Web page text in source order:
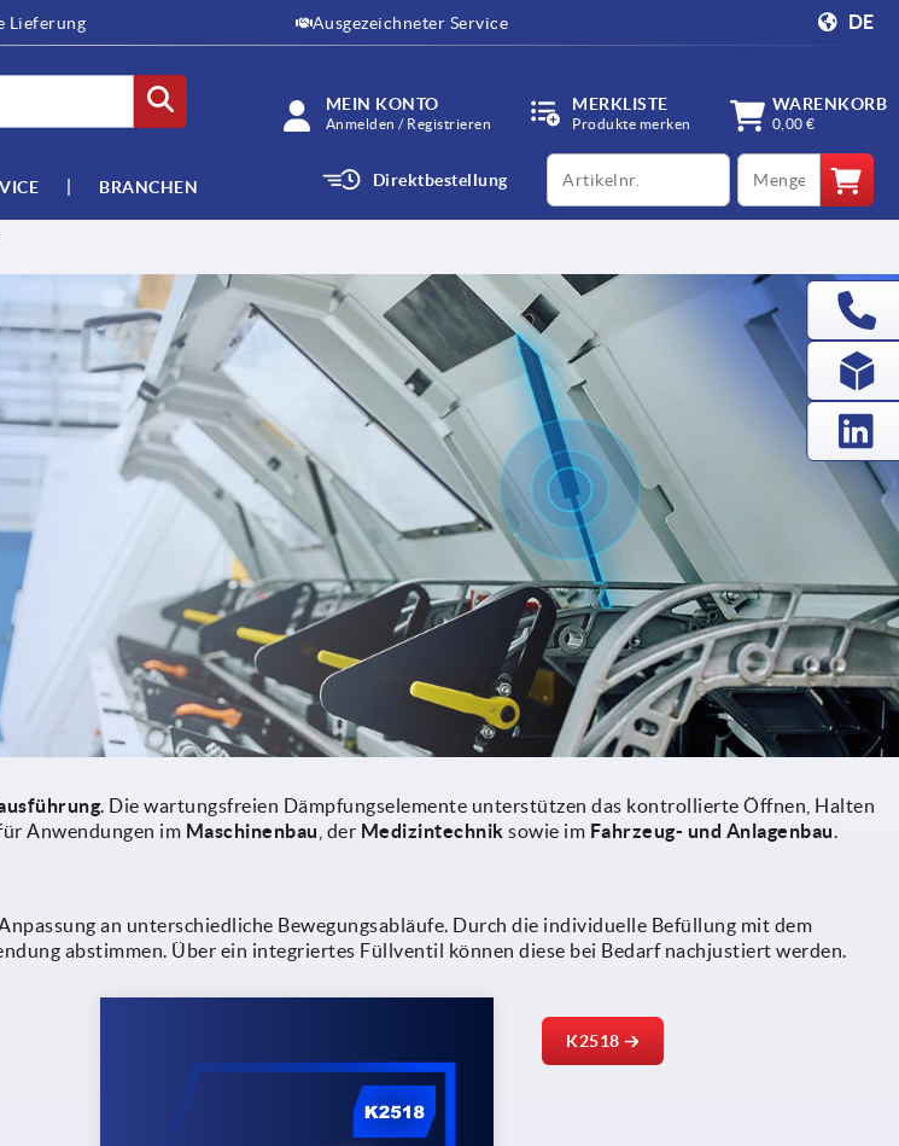
Lieferung Ausgezeichneter Service DE
MEIN KONTO
Anmelden / Registrieren
MERKLISTE
Produkte merken
WARENKORB
0,00 €
BRANCHEN Direktbestellung
productCode qty
. Die wartungsfreien Dämpfungselemente unterstützen das kontrollierte Öffnen, Halten
Anwendungen im Maschinenbau , der Medizintechnik sowie im Fahrzeug- und Anlagenbau.
an unterschiedliche Bewegungsabläufe. Durch die individuelle Befüllung mit dem
abstimmen. Über ein integriertes Füllventil können diese bei Bedarf nachjustiert werden.
K2518